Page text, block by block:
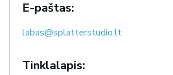
E-paštas:
labas@splatterstudio.lt
Tinklalapis: